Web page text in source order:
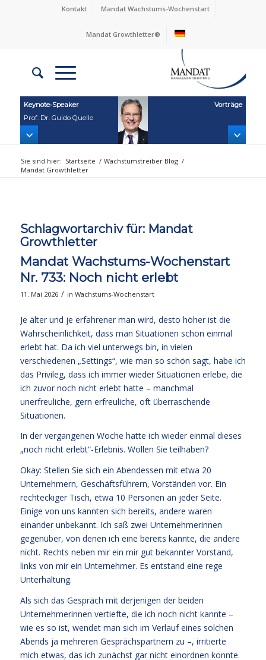
Kontakt Mandat Wachstums-Wochenstart
Mandat Growthletter®
Keynote‑Speaker
Prof. Dr. Guido Quelle
Vorträge
Sie sind hier: Startseite / Wachstumstreiber Blog /
Mandat Growthletter
Schlagwortarchiv für: Mandat
Growthletter
Mandat Wachstums-Wochenstart
Nr. 733: Noch nicht erlebt
11. Mai 2026 / in Wachstums-Wochenstart
Je älter und je erfahrener man wird, desto höher ist die
Wahrscheinlichkeit, dass man Situationen schon einmal
erlebt hat. Da ich viel unterwegs bin, in vielen
verschiedenen „Settings“, wie man so schön sagt, habe ich
das Privileg, dass ich immer wieder Situationen erlebe, die
ich zuvor noch nicht erlebt hatte – manchmal
unerfreuliche, gern erfreuliche, oft überraschende
Situationen.
In der vergangenen Woche hatte ich wieder einmal dieses
„noch nicht erlebt“-Erlebnis. Wollen Sie teilhaben?
Okay: Stellen Sie sich ein Abendessen mit etwa 20
Unternehmern, Geschäftsführern, Vorständen vor. Ein
rechteckiger Tisch, etwa 10 Personen an jeder Seite.
Einige von uns kannten sich bereits, andere waren
einander unbekannt. Ich saß zwei Unternehmerinnen
gegenüber, von denen ich eine bereits kannte, die andere
nicht. Rechts neben mir ein mir gut bekannter Vorstand,
links von mir ein Unternehmer. Es entstand eine rege
Unterhaltung.
Als sich das Gespräch mit derjenigen der beiden
Unternehmerinnen vertiefte, die ich noch nicht kannte –
wie es so ist, wendet man sich im Verlauf eines solchen
Abends ja mehreren Gesprächspartnern zu –, irritierte
mich etwas, das ich zunächst gar nicht einordnen konnte.